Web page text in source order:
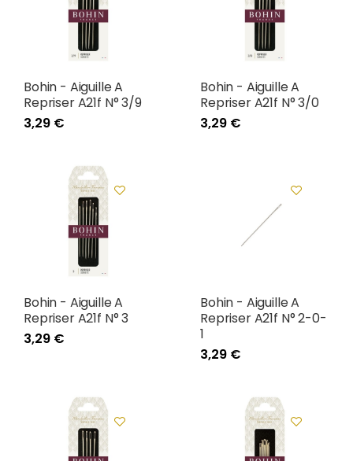
Bohin - Aiguille A
Repriser A21f N° 3/9
3,29 €
Bohin - Aiguille A
Repriser A21f N° 3/0
3,29 €
Bohin - Aiguille A
Repriser A21f N° 3
3,29 €
Bohin - Aiguille A
Repriser A21f N° 2-0-
1
3,29 €